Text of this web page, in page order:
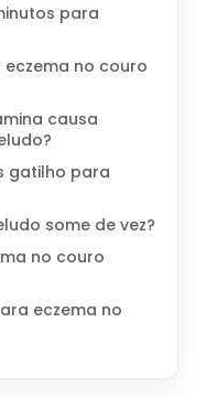
para
no couro
causa
gatilho para
some de vez?
no couro
eczema no